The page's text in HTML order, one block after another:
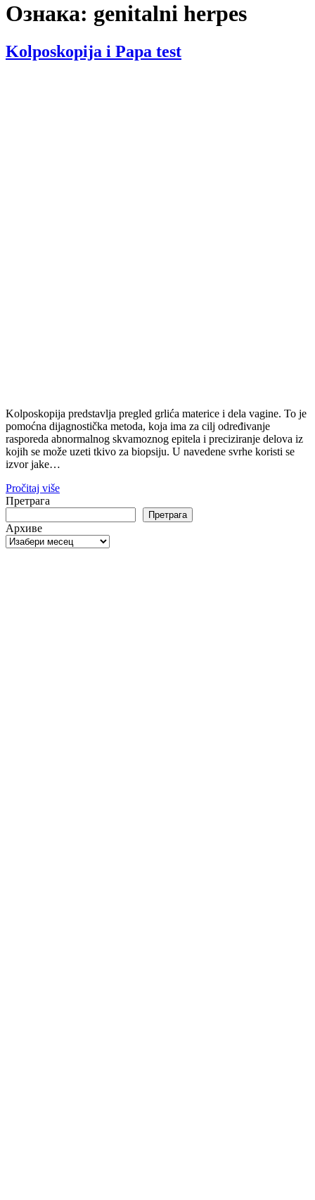
Ознака: genitalni herpes
Kolposkopija i Papa test
Kolposkopija predstavlja pregled grlića materice i dela vagine. To je
pomoćna dijagnostička metoda, koja ima za cilj određivanje
rasporeda abnormalnog skvamoznog epitela i preciziranje delova iz
kojih se može uzeti tkivo za biopsiju. U navedene svrhe koristi se
izvor jake…
Pročitaj više
Претрага
Претрага
Архиве